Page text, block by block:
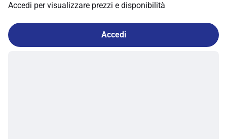
Accedi per visualizzare prezzi e disponibilità
Accedi